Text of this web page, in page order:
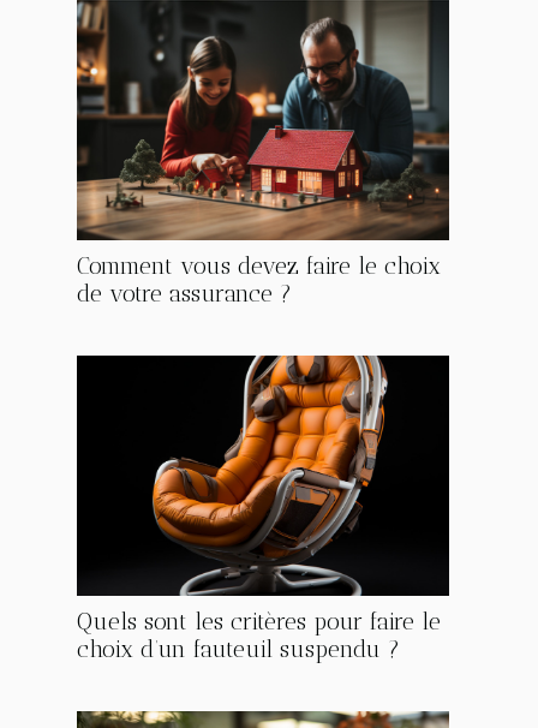
Comment vous devez faire le choix
de votre assurance ?
Quels sont les critères pour faire le
choix d’un fauteuil suspendu ?